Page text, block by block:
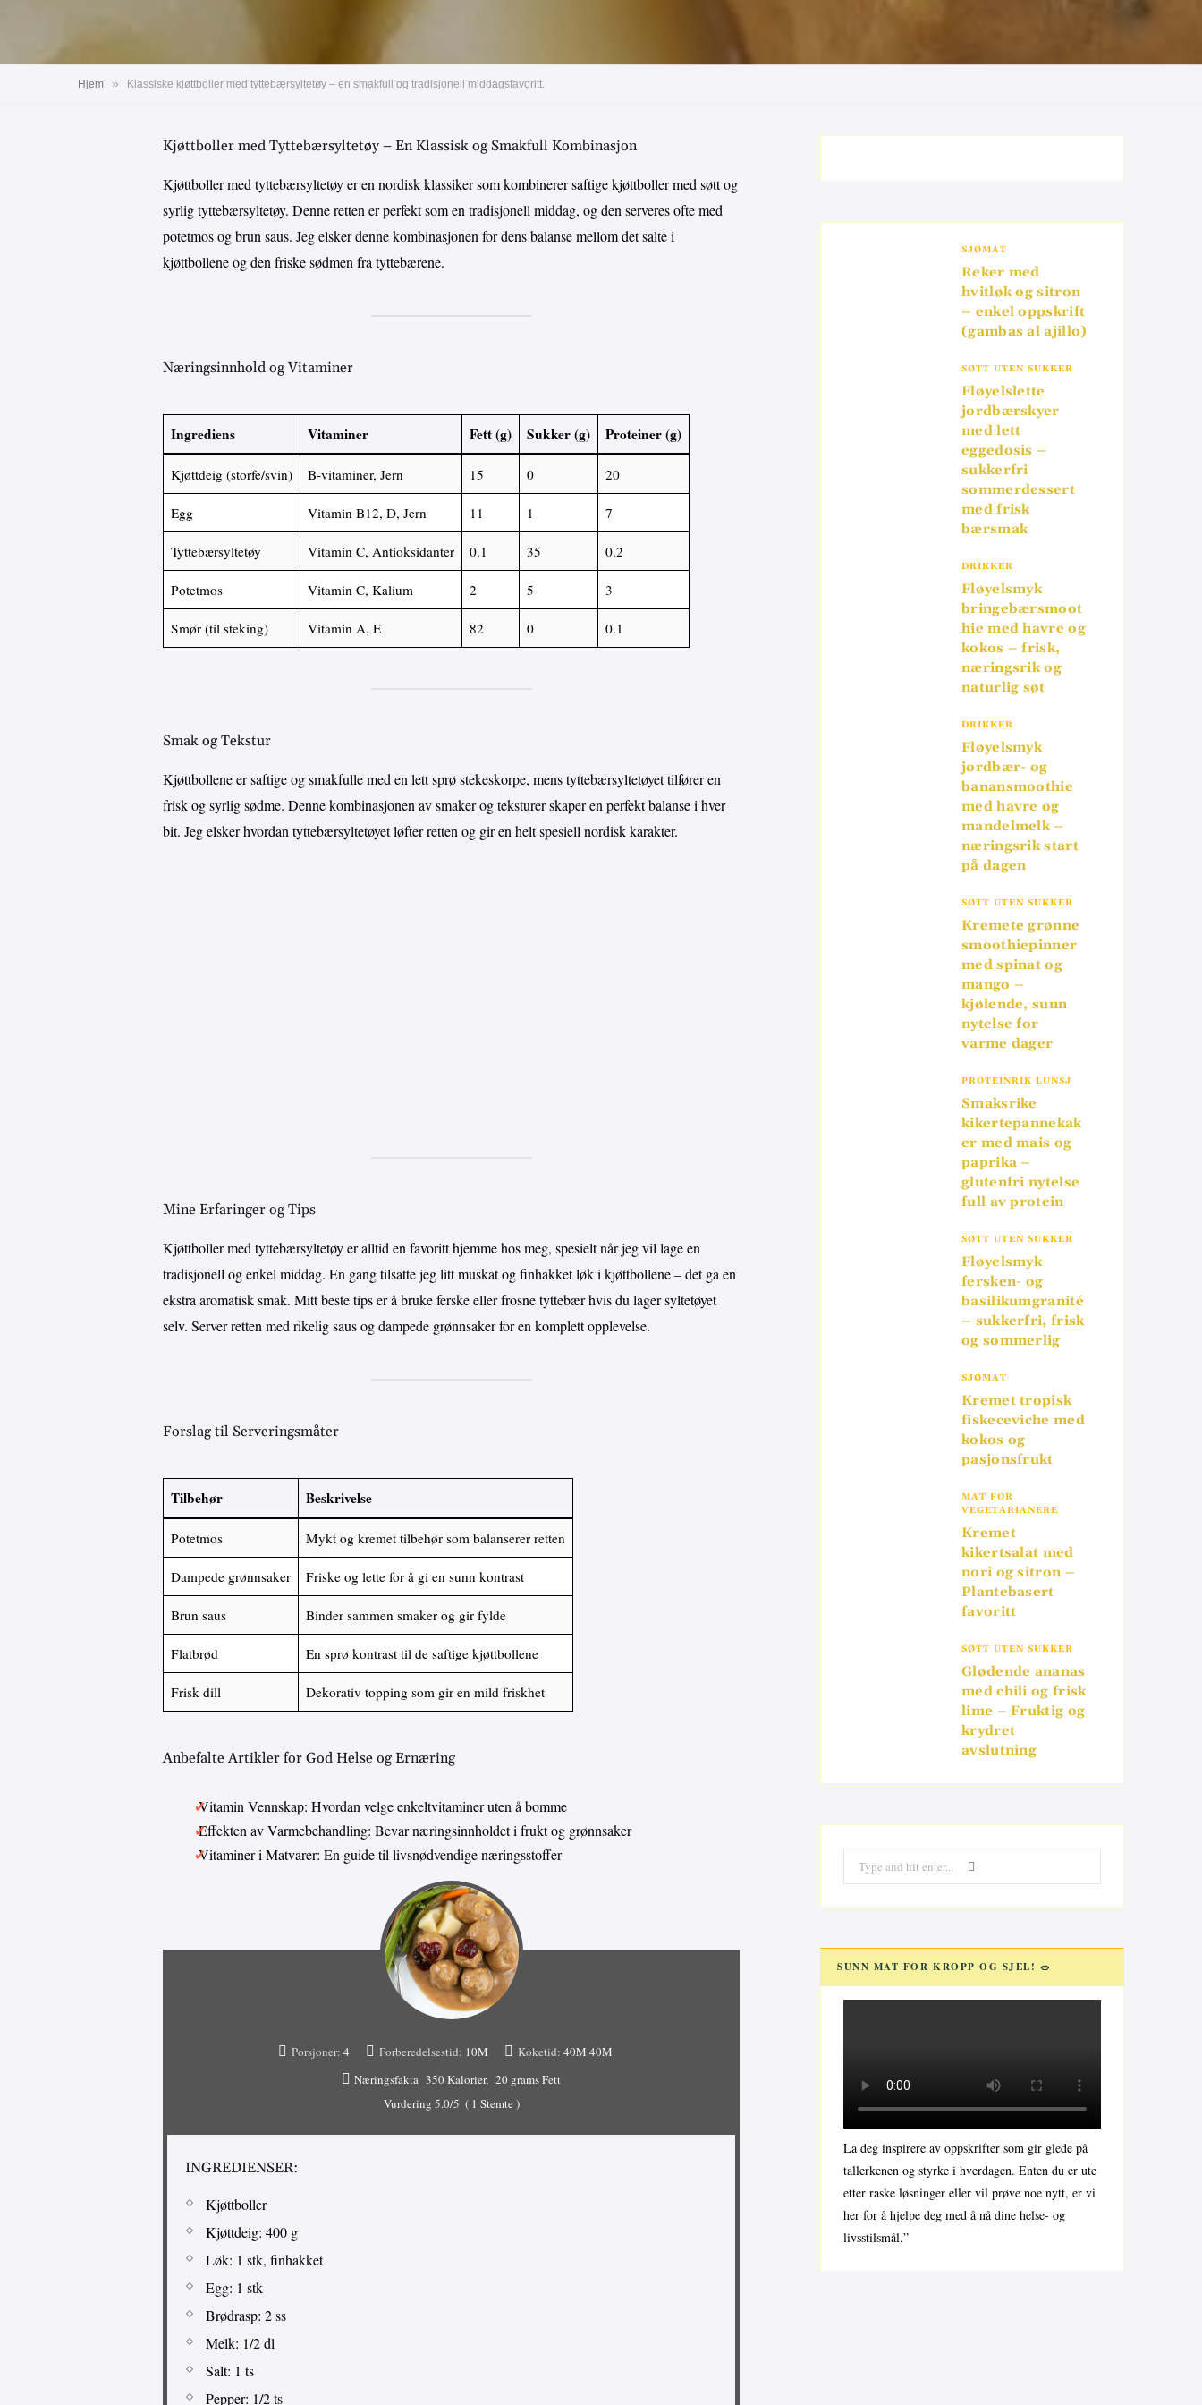
Hjem » Klassiske kjøttboller med tyttebærsyltetøy – en smakfull og tradisjonell middagsfavoritt.
Kjøttboller med Tyttebærsyltetøy – En Klassisk og Smakfull Kombinasjon
Kjøttboller med tyttebærsyltetøy er en nordisk klassiker som kombinerer saftige kjøttboller med søtt og
syrlig tyttebærsyltetøy. Denne retten er perfekt som en tradisjonell middag, og den serveres ofte med
potetmos og brun saus. Jeg elsker denne kombinasjonen for dens balanse mellom det salte i
kjøttbollene og den friske sødmen fra tyttebærene.
Næringsinnhold og Vitaminer
Ingrediens Vitaminer Fett (g) Sukker (g) Proteiner (g)
Kjøttdeig (storfe/svin) B-vitaminer, Jern 15 0 20
Egg Vitamin B12, D, Jern 11 1 7
Tyttebærsyltetøy Vitamin C, Antioksidanter 0.1 35 0.2
Potetmos Vitamin C, Kalium 2 5 3
Smør (til steking) Vitamin A, E 82 0 0.1
Smak og Tekstur
Kjøttbollene er saftige og smakfulle med en lett sprø stekeskorpe, mens tyttebærsyltetøyet tilfører en
frisk og syrlig sødme. Denne kombinasjonen av smaker og teksturer skaper en perfekt balanse i hver
bit. Jeg elsker hvordan tyttebærsyltetøyet løfter retten og gir en helt spesiell nordisk karakter.
Mine Erfaringer og Tips
Kjøttboller med tyttebærsyltetøy er alltid en favoritt hjemme hos meg, spesielt når jeg vil lage en
tradisjonell og enkel middag. En gang tilsatte jeg litt muskat og finhakket løk i kjøttbollene – det ga en
ekstra aromatisk smak. Mitt beste tips er å bruke ferske eller frosne tyttebær hvis du lager syltetøyet
selv. Server retten med rikelig saus og dampede grønnsaker for en komplett opplevelse.
Forslag til Serveringsmåter
Tilbehør Beskrivelse
Potetmos Mykt og kremet tilbehør som balanserer retten
Dampede grønnsaker Friske og lette for å gi en sunn kontrast
Brun saus Binder sammen smaker og gir fylde
Flatbrød En sprø kontrast til de saftige kjøttbollene
Frisk dill Dekorativ topping som gir en mild friskhet
Anbefalte Artikler for God Helse og Ernæring
Vitamin Vennskap: Hvordan velge enkeltvitaminer uten å bomme
Effekten av Varmebehandling: Bevar næringsinnholdet i frukt og grønnsaker
Vitaminer i Matvarer: En guide til livsnødvendige næringsstoffer
Porsjoner: 4 Forberedelsestid: 10M Koketid: 40M 40M
Næringsfakta 350 Kalorier
20 grams Fett
Vurdering 5.0/5 ( 1 Stemte )
INGREDIENSER:
Kjøttboller
Kjøttdeig: 400 g
Løk: 1 stk, finhakket
Egg: 1 stk
Brødrasp: 2 ss
Melk: 1/2 dl
Salt: 1 ts
Pepper: 1/2 ts
SJØMAT
Reker med
hvitløk og sitron
– enkel oppskrift
(gambas al ajillo)
SØTT UTEN SUKKER
Fløyelslette
jordbærskyer
med lett
eggedosis –
sukkerfri
sommerdessert
med frisk
bærsmak
DRIKKER
Fløyelsmyk
bringebærsmoot
hie med havre og
kokos – frisk,
næringsrik og
naturlig søt
DRIKKER
Fløyelsmyk
jordbær- og
banansmoothie
med havre og
mandelmelk –
næringsrik start
på dagen
SØTT UTEN SUKKER
Kremete grønne
smoothiepinner
med spinat og
mango –
kjølende, sunn
nytelse for
varme dager
PROTEINRIK LUNSJ
Smaksrike
kikertepannekak
er med mais og
paprika –
glutenfri nytelse
full av protein
SØTT UTEN SUKKER
Fløyelsmyk
fersken- og
basilikumgranité
– sukkerfri, frisk
og sommerlig
SJØMAT
Kremet tropisk
fiskeceviche med
kokos og
pasjonsfrukt
MAT FOR
VEGETARIANERE
Kremet
kikertsalat med
nori og sitron –
Plantebasert
favoritt
SØTT UTEN SUKKER
Glødende ananas
med chili og frisk
lime – Fruktig og
krydret
avslutning
for:
SUNN MAT FOR KROPP OG SJEL! 🥗
La deg inspirere av oppskrifter som gir glede på
tallerkenen og styrke i hverdagen. Enten du er ute
etter raske løsninger eller vil prøve noe nytt, er vi
her for å hjelpe deg med å nå dine helse- og
livsstilsmål.”